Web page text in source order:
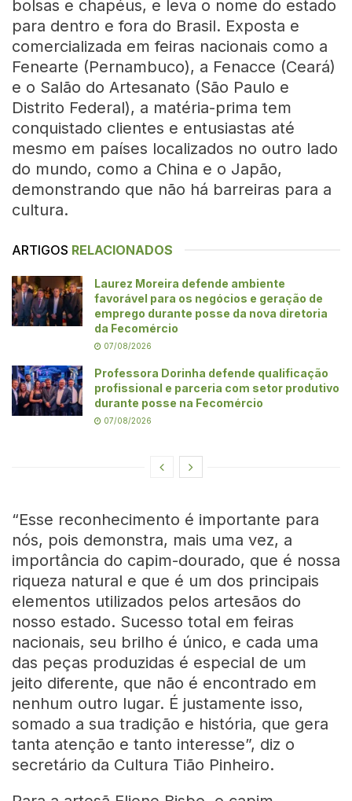
bolsas e chapéus, e leva o nome do estado
para dentro e fora do Brasil. Exposta e
comercializada em feiras nacionais como a
Fenearte (Pernambuco), a Fenacce (Ceará)
e o Salão do Artesanato (São Paulo e
Distrito Federal), a matéria-prima tem
conquistado clientes e entusiastas até
mesmo em países localizados no outro lado
do mundo, como a China e o Japão,
demonstrando que não há barreiras para a
cultura.
ARTIGOS RELACIONADOS
Laurez Moreira defende ambiente
favorável para os negócios e geração de
emprego durante posse da nova diretoria
da Fecomércio
07/08/2026
Professora Dorinha defende qualificação
profissional e parceria com setor produtivo
durante posse na Fecomércio
07/08/2026
“Esse reconhecimento é importante para
nós, pois demonstra, mais uma vez, a
importância do capim-dourado, que é nossa
riqueza natural e que é um dos principais
elementos utilizados pelos artesãos do
nosso estado. Sucesso total em feiras
nacionais, seu brilho é único, e cada uma
das peças produzidas é especial de um
jeito diferente, que não é encontrado em
nenhum outro lugar. É justamente isso,
somado a sua tradição e história, que gera
tanta atenção e tanto interesse”, diz o
secretário da Cultura Tião Pinheiro.